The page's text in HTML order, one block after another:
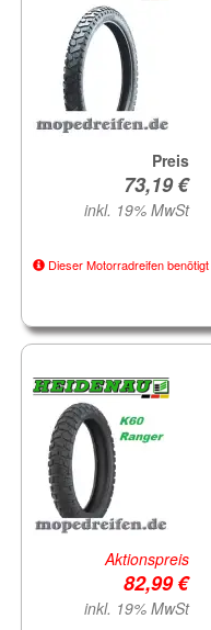
Preis
inkl. 19% MwSt
Dieser Motorradreifen benötigt
Aktionspreis
inkl. 19% MwSt